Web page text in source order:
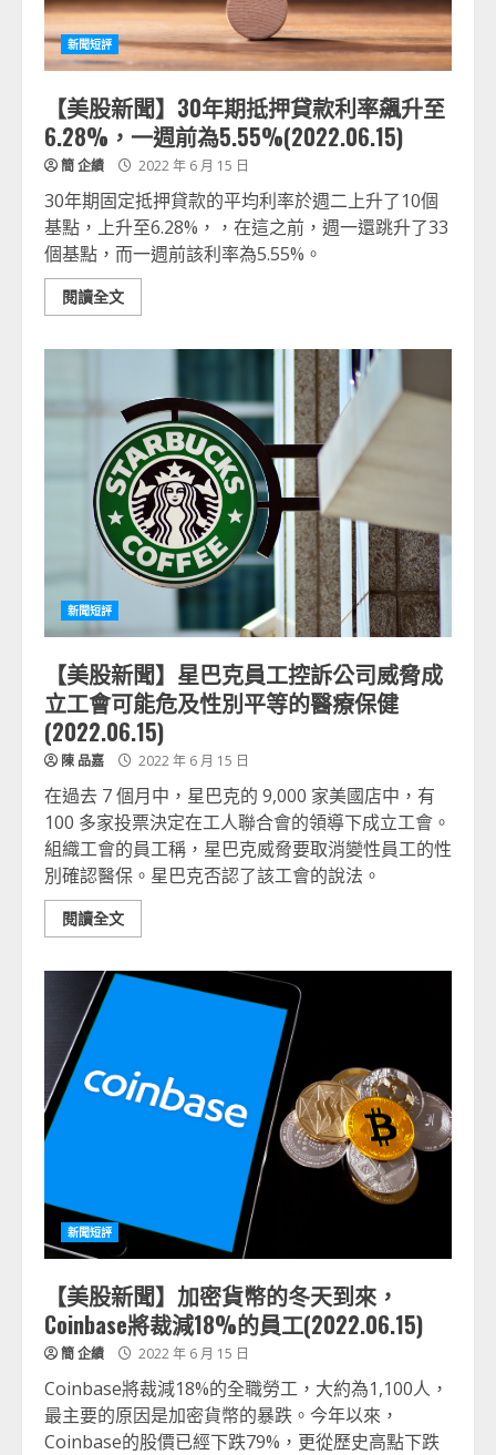
新聞短評
【美股新聞】30年期抵押貸款利率飆升至
6.28%，一週前為5.55%(2022.06.15)
簡 企績 2022 年 6 月 15 日
30年期固定抵押貸款的平均利率於週二上升了10個
基點，上升至6.28%，，在這之前，週一還跳升了33
個基點，而一週前該利率為5.55%。
閱讀全文
新聞短評
【美股新聞】星巴克員工控訴公司威脅成
立工會可能危及性別平等的醫療保健
(2022.06.15)
陳 品嘉 2022 年 6 月 15 日
在過去 7 個月中，星巴克的 9,000 家美國店中，有
100 多家投票決定在工人聯合會的領導下成立工會。
組織工會的員工稱，星巴克威脅要取消變性員工的性
別確認醫保。星巴克否認了該工會的說法。
閱讀全文
新聞短評
【美股新聞】加密貨幣的冬天到來，
Coinbase將裁減18%的員工(2022.06.15)
簡 企績 2022 年 6 月 15 日
Coinbase將裁減18%的全職勞工，大約為1,100人，
最主要的原因是加密貨幣的暴跌。今年以來，
Coinbase的股價已經下跌79%，更從歷史高點下跌